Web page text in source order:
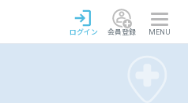
ログイン 会員登録 MENU